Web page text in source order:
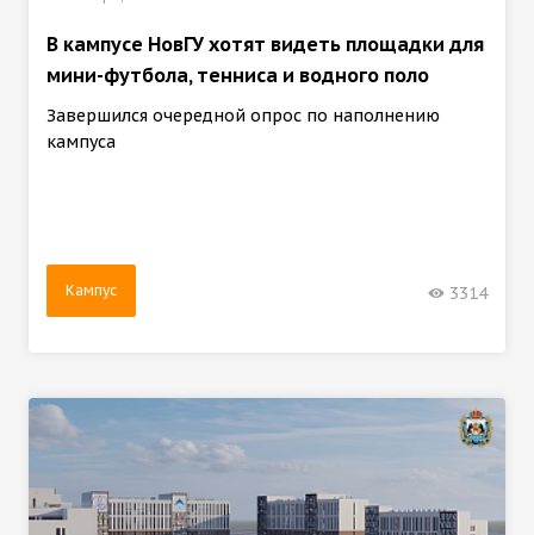
В кампусе НовГУ хотят видеть площадки для
мини-футбола, тенниса и водного поло
Завершился очередной опрос по наполнению
кампуса
Кампус 3314